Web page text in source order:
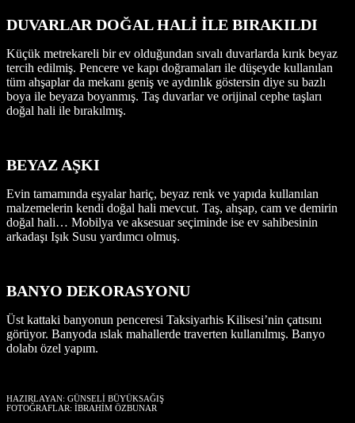
DUVARLAR DOĞAL HALİ İLE BIRAKILDI
Küçük metrekareli bir ev olduğundan sıvalı duvarlarda kırık beyaz
tercih edilmiş. Pencere ve kapı doğramaları ile düşeyde kullanılan
tüm ahşaplar da mekanı geniş ve aydınlık göstersin diye su bazlı
boya ile beyaza boyanmış. Taş duvarlar ve orijinal cephe taşları
doğal hali ile bırakılmış.
BEYAZ AŞKI
Evin tamamında eşyalar hariç, beyaz renk ve yapıda kullanılan
malzemelerin kendi doğal hali mevcut. Taş, ahşap, cam ve demirin
doğal hali… Mobilya ve aksesuar seçiminde ise ev sahibesinin
arkadaşı Işık Susu yardımcı olmuş.
BANYO DEKORASYONU
Üst kattaki banyonun penceresi Taksiyarhis Kilisesi’nin çatısını
görüyor. Banyoda ıslak mahallerde traverten kullanılmış. Banyo
dolabı özel yapım.
HAZIRLAYAN: GÜNSELİ BÜYÜKSAĞIŞ
FOTOĞRAFLAR: İBRAHİM ÖZBUNAR